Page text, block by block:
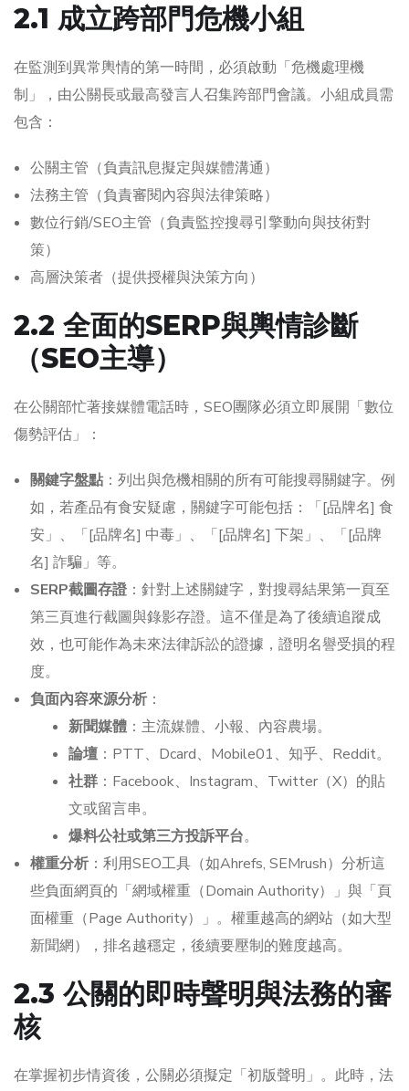
2.1 成立跨部門危機小組
在監測到異常輿情的第一時間，必須啟動「危機處理機
制」，由公關長或最高發言人召集跨部門會議。小組成員需
包含：
公關主管（負責訊息擬定與媒體溝通）
法務主管（負責審閱內容與法律策略）
數位行銷/SEO主管（負責監控搜尋引擎動向與技術對
策）
高層決策者（提供授權與決策方向）
2.2 全面的SERP與輿情診斷
（SEO主導）
在公關部忙著接媒體電話時，SEO團隊必須立即展開「數位
傷勢評估」：
關鍵字盤點 ：列出與危機相關的所有可能搜尋關鍵字。例
如，若產品有食安疑慮，關鍵字可能包括：「[品牌名] 食
安」、「[品牌名] 中毒」、「[品牌名] 下架」、「[品牌
名] 詐騙」等。
SERP截圖存證 ：針對上述關鍵字，對搜尋結果第一頁至
第三頁進行截圖與錄影存證。這不僅是為了後續追蹤成
效，也可能作為未來法律訴訟的證據，證明名譽受損的程
度。
負面內容來源分析 ：
新聞媒體 ：主流媒體、小報、內容農場。
論壇 ：PTT、Dcard、Mobile01、知乎、Reddit。
社群 ：Facebook、Instagram、Twitter（X）的貼
文或留言串。
爆料公社或第三方投訴平台。
權重分析 ：利用SEO工具（如Ahrefs, SEMrush）分析這
些負面網頁的「網域權重（Domain Authority）」與「頁
面權重（Page Authority）」。權重越高的網站（如大型
新聞網），排名越穩定，後續要壓制的難度越高。
2.3 公關的即時聲明與法務的審
核
在掌握初步情資後，公關必須擬定「初版聲明」。此時，法